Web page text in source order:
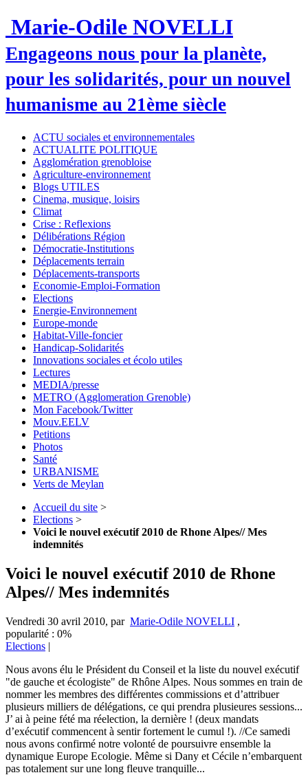
Marie-Odile NOVELLI
Engageons nous pour la planète,
pour les solidarités, pour un nouvel
humanisme au 21ème siècle
ACTU sociales et environnementales
ACTUALITE POLITIQUE
Agglomération grenobloise
Agriculture-environnement
Blogs UTILES
Cinema, musique, loisirs
Climat
Crise : Reflexions
Délibérations Région
Démocratie-Institutions
Déplacements terrain
Déplacements-transports
Economie-Emploi-Formation
Elections
Energie-Environnement
Europe-monde
Habitat-Ville-foncier
Handicap-Solidarités
Innovations sociales et écolo utiles
Lectures
MEDIA/presse
METRO (Agglomeration Grenoble)
Mon Facebook/Twitter
Mouv.EELV
Petitions
Photos
Santé
URBANISME
Verts de Meylan
Accueil du site >
Elections >
Voici le nouvel exécutif 2010 de Rhone Alpes// Mes
indemnités
Voici le nouvel exécutif 2010 de Rhone
Alpes// Mes indemnités
Vendredi 30 avril 2010, par Marie-Odile NOVELLI ,
popularité : 0%
Elections |
Nous avons élu le Président du Conseil et la liste du nouvel exécutif
"de gauche et écologiste" de Rhône Alpes. Nous sommes en train de
nommer les membres des différentes commissions et d’attribuer
plusieurs milliers de délégations, ce qui prendra plusieures sessions...
J’ ai à peine fété ma réelection, la dernière ! (deux mandats
d’exécutif commencent à sentir fortement le cumul !). //Ce samedi
nous avons confirmé notre volonté de poursuivre ensemble la
dynamique Europe Ecologie. Même si Dany et Cécile n’embarquent
pas totalement sur une long fleuve tranquille...